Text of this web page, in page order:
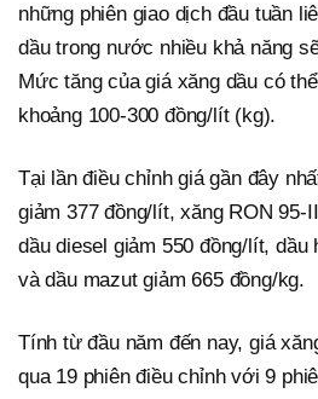
những phiên giao dịch đầu tuần
dầu trong nước nhiều khả năng
Mức tăng của giá xăng dầu có
khoảng 100-300 đồng/lít (kg).
Tại lần điều chỉnh giá gần đây
giảm 377 đồng/lít, xăng RON 95-
dầu diesel giảm 550 đồng/lít, dầu
và dầu mazut giảm 665 đồng/kg.
Tính từ đầu năm đến nay, giá
qua 19 phiên điều chỉnh với 9